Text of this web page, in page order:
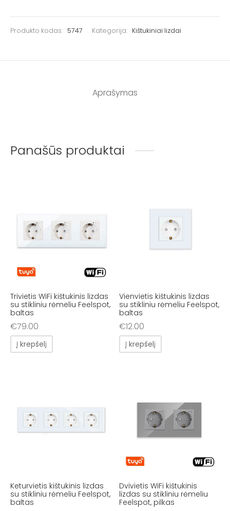
Produkto kodas: 5747 Kategorija: Kištukiniai lizdai
Aprašymas
Panašūs produktai
Trivietis WiFi kištukinis lizdas
su stikliniu rėmeliu Feelspot,
baltas
€79.00
Į krepšelį
Vienvietis kištukinis lizdas
su stikliniu rėmeliu Feelspot,
baltas
€12.00
Į krepšelį
Keturvietis kištukinis lizdas
su stikliniu rėmeliu Feelspot,
baltas
Dvivietis WiFi kištukinis
lizdas su stikliniu rėmeliu
Feelspot, pilkas